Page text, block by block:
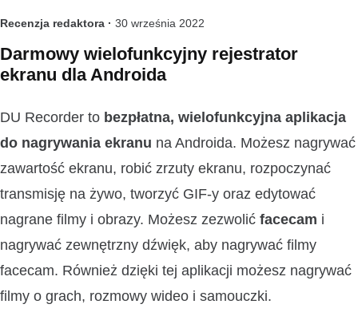
Recenzja redaktora · 30 września 2022
Darmowy wielofunkcyjny rejestrator
ekranu dla Androida
DU Recorder to bezpłatna, wielofunkcyjna aplikacja
do nagrywania ekranu na Androida. Możesz nagrywać
zawartość ekranu, robić zrzuty ekranu, rozpoczynać
transmisję na żywo, tworzyć GIF-y oraz edytować
nagrane filmy i obrazy. Możesz zezwolić facecam i
nagrywać zewnętrzny dźwięk, aby nagrywać filmy
facecam. Również dzięki tej aplikacji możesz nagrywać
filmy o grach, rozmowy wideo i samouczki.